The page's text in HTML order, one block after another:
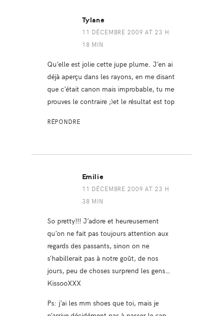
Tylane
11 DÉCEMBRE 2009 AT 23 H
18 MIN
Qu’elle est jolie cette jupe plume. J’en ai
déjà aperçu dans les rayons, en me disant
que c’était canon mais improbable, tu me
prouves le contraire ;)et le résultat est top
RÉPONDRE
Emilie
11 DÉCEMBRE 2009 AT 23 H
38 MIN
So pretty!!! J’adore et heureusement
qu’on ne fait pas toujours attention aux
regards des passants, sinon on ne
s’habillerait pas à notre goût, de nos
jours, peu de choses surprend les gens…
KissooXXX
Ps: j’ai les mm shoes que toi, mais je